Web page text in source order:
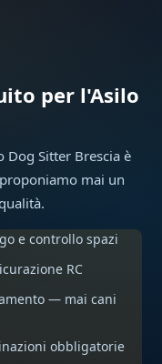
per l'Asilo
Sitter Brescia è
mai un
e controllo spazi
RC
— mai cani
obbligatorie